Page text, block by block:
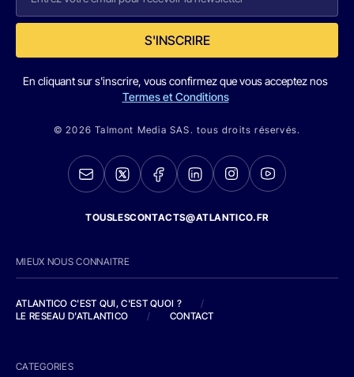
S'INSCRIRE
En cliquant sur s'inscrire, vous confirmez que vous acceptez nos
Termes et Conditions
© 2026 Talmont Media SAS. tous droits réservés.
TOUSLESCONTACTS@ATLANTICO.FR
MIEUX NOUS CONNAITRE
ATLANTICO C'EST QUI, C'EST QUOI ?
/
LE RESEAU D'ATLANTICO
/ CONTACT
CATEGORIES